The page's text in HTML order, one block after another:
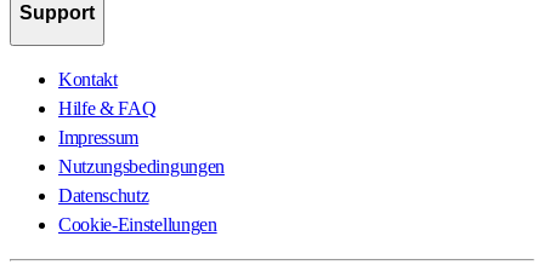
Support
Kontakt
Hilfe & FAQ
Impressum
Nutzungsbedingungen
Datenschutz
Cookie-Einstellungen